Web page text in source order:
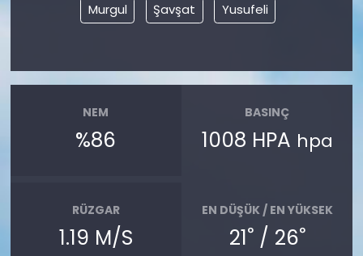
Murgul
Şavşat Yusufeli
NEM
%86
BASINÇ
1008 HPA hpa
RÜZGAR
1.19 M/S
EN DÜŞÜK / EN YÜKSEK
21°/ 26°